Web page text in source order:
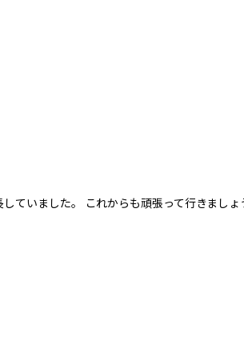
ていました。 これからも頑張って行きましょ